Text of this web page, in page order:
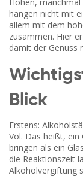
hängen nicht mit
allem mit dem
zusammen. Hier
damit der Genuss
Blick
Erstens:
Vol. Das heißt, ein
bringen als ein
die Reaktionszeit
Alkoholvergiftung